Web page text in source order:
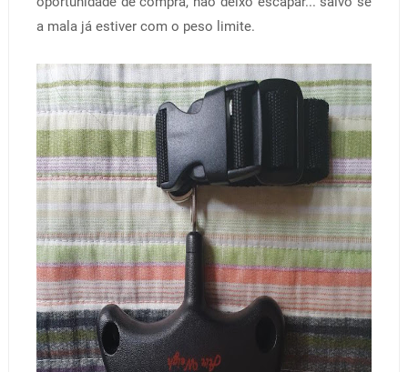
a mala já estiver com o peso limite.